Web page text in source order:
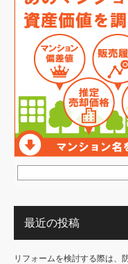
最近の投稿
リフォームを検討する際は、